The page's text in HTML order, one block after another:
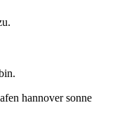
hannover sonne